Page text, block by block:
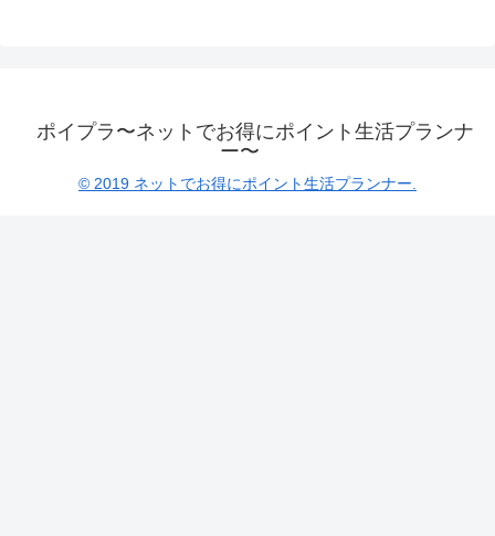
ポイプラ〜ネットでお得にポイント生活プランナ
ー〜
© 2019 ネットでお得にポイント生活プランナー.